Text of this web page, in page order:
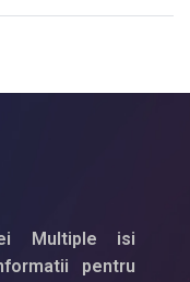
Multiple isi
pentru